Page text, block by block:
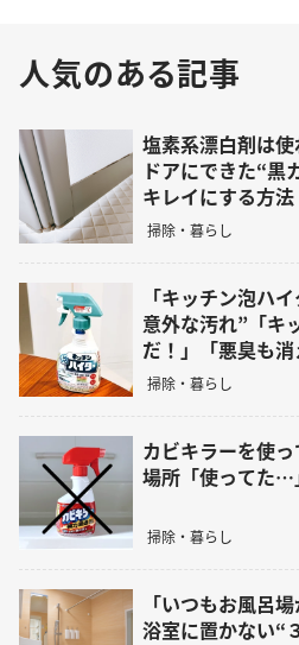
人気のある記事
塩素系漂白剤は
ドアにできた“黒
キレイにする方法
掃除・暮らし
「キッチン泡ハ
意外な汚れ”「キ
だ！」「悪臭も消
掃除・暮らし
カビキラーを使
場所「使ってた…
掃除・暮らし
「いつもお風呂
浴室に置かない“